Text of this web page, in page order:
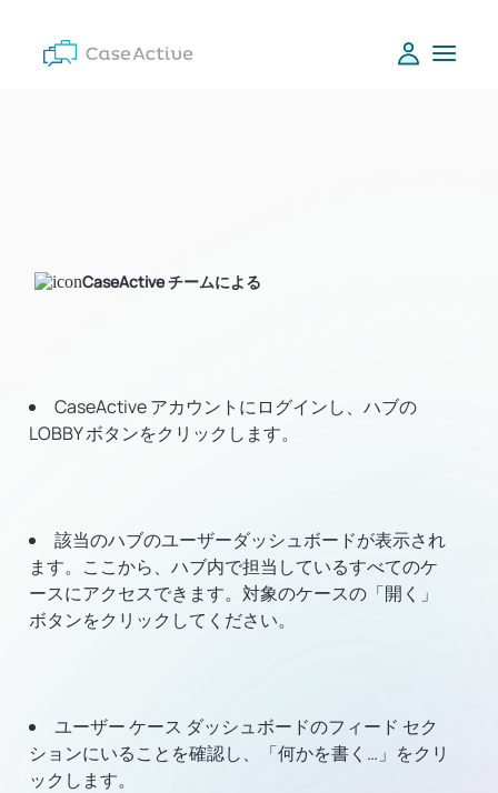
CaseActive チームによる
CaseActive アカウントにログインし、ハブの
LOBBY ボタンをクリックします。
該当のハブのユーザーダッシュボードが表示され
ます。ここから、ハブ内で担当しているすべてのケ
ースにアクセスできます。対象のケースの「開く」
ボタンをクリックしてください。
ユーザー ケース ダッシュボードのフィード セク
ションにいることを確認し、「何かを書く…」をクリ
ックします。